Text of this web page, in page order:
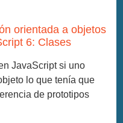
orientada a objetos
6: Clases
JavaScript si uno
lo que tenía que
de prototipos